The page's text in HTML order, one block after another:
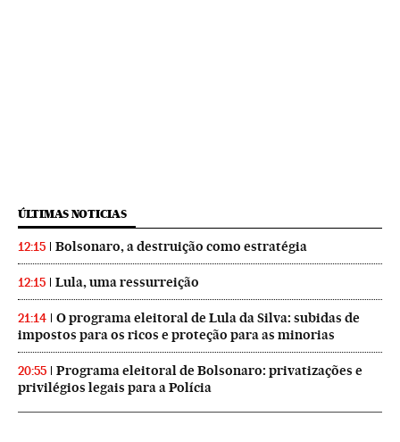
ÚLTIMAS NOTICIAS
12:15 Bolsonaro, a destruição como estratégia
12:15 Lula, uma ressurreição
21:14
O programa eleitoral de Lula da Silva: subidas de
impostos para os ricos e proteção para as minorias
20:55
Programa eleitoral de Bolsonaro: privatizações e
privilégios legais para a Polícia